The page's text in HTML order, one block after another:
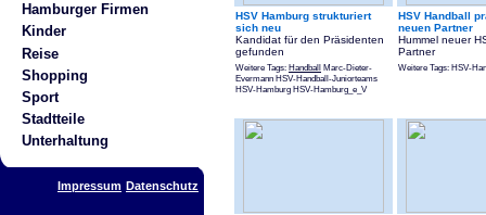
Hamburger Firmen
Kinder
Reise
Shopping
Sport
Stadtteile
Unterhaltung
Impressum Datenschutz
HSV Hamburg strukturiert
sich neu
Kandidat für den Präsidenten
gefunden
Weitere Tags: Handball Marc-Dieter-
Evermann HSV-Handball-Juniorteams
HSV-Hamburg HSV-Hamburg_e_V
HSV Handball
neuen Partner
Hummel neuer
Partner
Weitere Tags: HSV-